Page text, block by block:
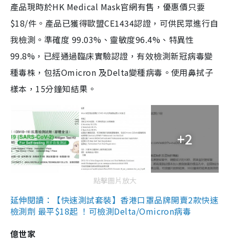
產品現時於HK Medical Mask官網有售，優惠價只要
$18/件。產品已獲得歐盟CE1434認證，可供民眾進行自
我檢測。準確度 99.03%、靈敏度96.4%、特異性
99.8%，已經通過臨床實驗認證，有效檢測新冠病毒變
種毒株，包括Omicron 及Delta變種病毒。使用鼻拭子
樣本，15分鐘知結果。
+2
點擊圖片放大
延伸閱讀：【快速測試套裝】香港口罩品牌開賣2款快速
檢測劑 最平$18起 ！可檢測Delta/Omicron病毒
億世家